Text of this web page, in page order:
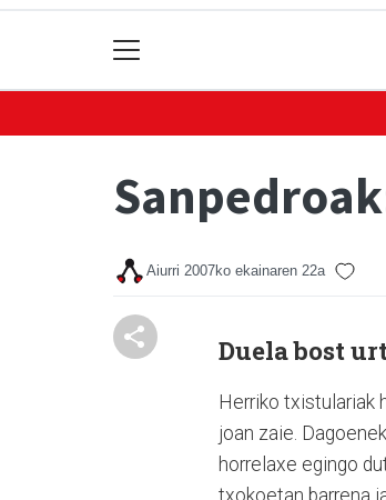
Aiurri 2007ko ekainaren 22a
Duela bost
Herriko txistulariak
joan zaie.
horrelaxe egingo
txokoetan barrena